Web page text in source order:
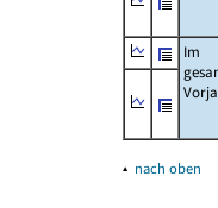
Im
▴ nach oben